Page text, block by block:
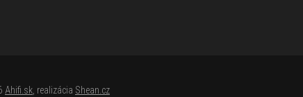
Ahifi.sk , realizácia Shean.cz